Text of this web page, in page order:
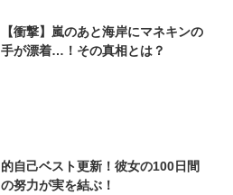
【衝撃】嵐のあと海岸にマネキンの
手が漂着…！その真相とは？
的自己ベスト更新！彼女の100日間
の努力が実を結ぶ！